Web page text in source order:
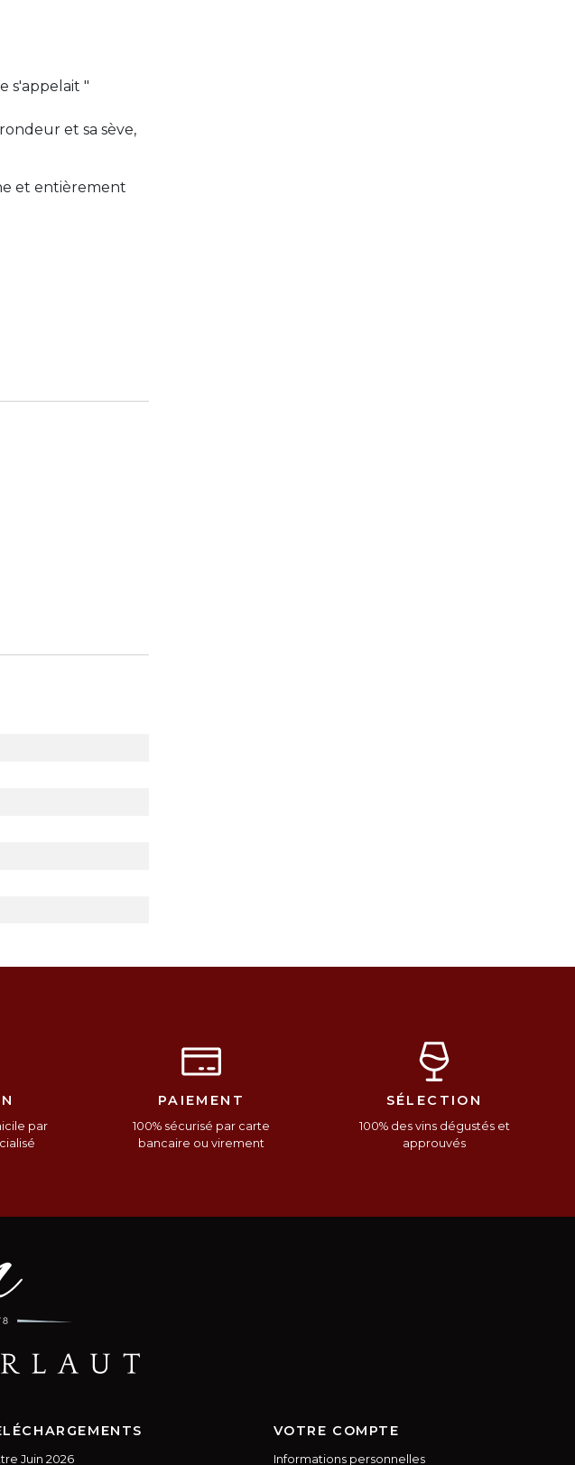
s'appelait "
et sa sève,
et entièrement
par
PAIEMENT
100% sécurisé par carte
bancaire ou virement
SÉLECTION
100% des vins dégustés et
approuvés
Juin 2026
VOTRE COMPTE
Informations personnelles